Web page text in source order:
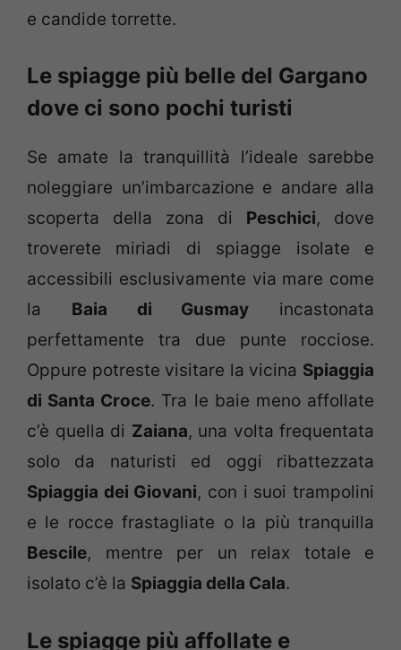
e candide torrette.
Le spiagge più belle del Gargano
dove ci sono pochi turisti
Se amate la tranquillità l’ideale sarebbe
noleggiare un’imbarcazione e andare alla
scoperta della zona di Peschici, dove
troverete miriadi di spiagge isolate e
accessibili esclusivamente via mare come
la Baia di Gusmay incastonata
perfettamente tra due punte rocciose.
Oppure potreste visitare la vicina Spiaggia
di Santa Croce. Tra le baie meno affollate
c’è quella di Zaiana, una volta frequentata
solo da naturisti ed oggi ribattezzata
Spiaggia dei Giovani, con i suoi trampolini
e le rocce frastagliate o la più tranquilla
Bescile, mentre per un relax totale e
isolato c’è la Spiaggia della Cala.
Le spiagge più affollate e